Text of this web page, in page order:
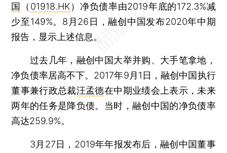
国
（ 01918.HK）净负债率由2019年底的172.3%减
少至149%。8月26日，融创中国发布2020年中期
报告，显示上述信息。
过去几年，融创中国大举并购、大手笔拿地，
净负债率居高不下。2017年9月1日，融创中国执行
董事兼行政总裁汪孟德在中期业绩会上表示，未来
两年的任务是降负债。当时，融创中国的净负债率
高达259.9%。
3月27日，2019年年报发布后，融创中国董事